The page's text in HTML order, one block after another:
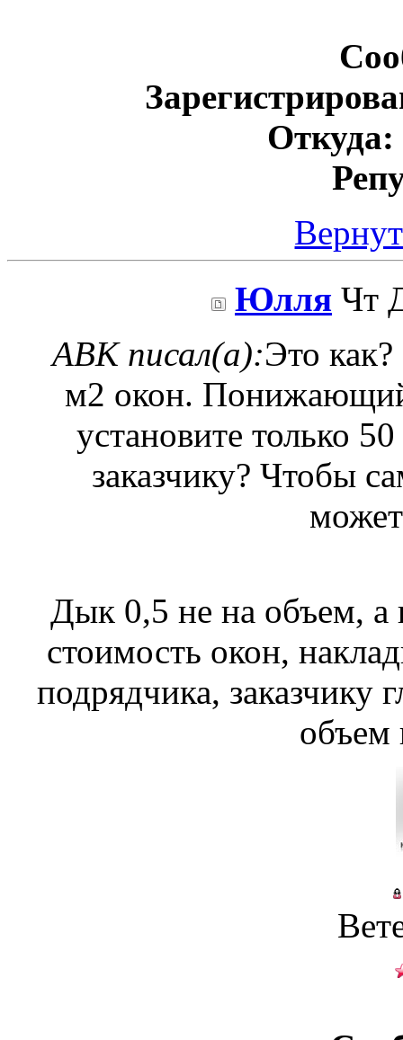
Откуда:
Юлля Чт
ABK писал(а):Это
м2 окон.
установите только
заказчику? Чтобы
Дык 0,5 не на объем, а
стоимость окон,
подрядчика, заказчику
объем